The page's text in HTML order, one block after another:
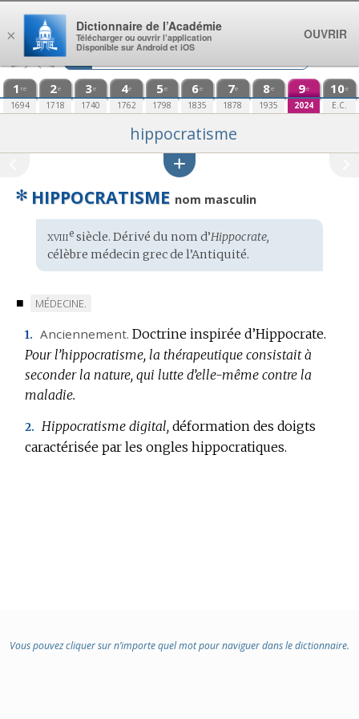
Aller au contenu
1 re
1694
2e
1718
3e
1740
4e
1762
5e
1798
6e
1835
7e
1878
8e
1935
9e
2024
10e
E.C.
hippocratisme
✻ HIPPOCRATISME nom masculin
Étymologie
:
xviiiesiècle. Dérivé du nom d’Hippocrate,
célèbre médecin grecde l’Antiquité.
■
MARQUE
DOMAINE
:
MÉDECINE.
1. Anciennement. Doctrine inspirée d’Hippocrate.
Pour l’hippocratisme, la thérapeutique consistait à
seconder la nature, qui lutte d’elle-même contre la
maladie.
2. Hippocratisme digital, déformation des doigts
caractérisée par les ongles hippocratiques.
Vous pouvez cliquer sur n’importe quel mot pour naviguer dans le dictionnaire.
×
Dictionnaire de l’Académie
Télécharger ou ouvrir l’application
Disponible sur Android et iOS
OUVRIR